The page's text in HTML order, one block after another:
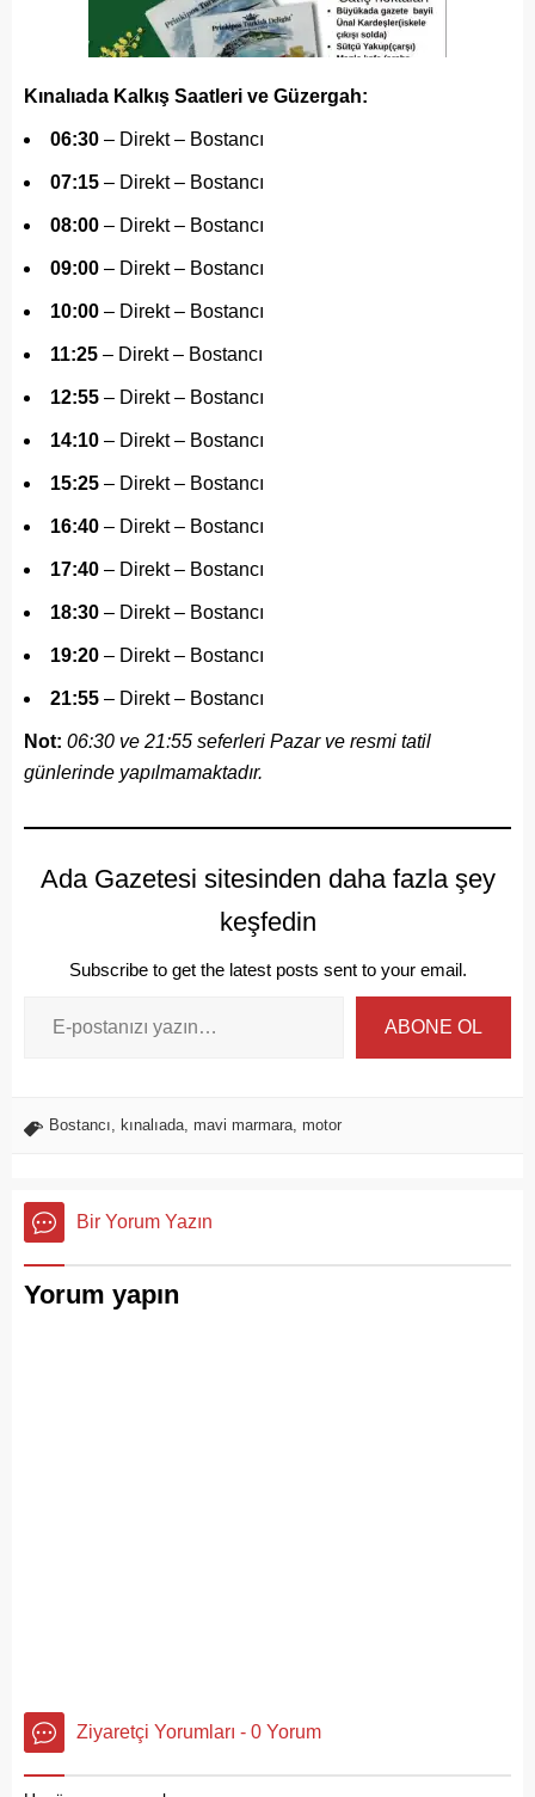
Kınalıada Kalkış Saatleri ve Güzergah:
06:30 – Direkt – Bostancı
07:15 – Direkt – Bostancı
08:00 – Direkt – Bostancı
09:00 – Direkt – Bostancı
10:00 – Direkt – Bostancı
11:25 – Direkt – Bostancı
12:55 – Direkt – Bostancı
14:10 – Direkt – Bostancı
15:25 – Direkt – Bostancı
16:40 – Direkt – Bostancı
17:40 – Direkt – Bostancı
18:30 – Direkt – Bostancı
19:20 – Direkt – Bostancı
21:55 – Direkt – Bostancı
Not: 06:30 ve 21:55 seferleri Pazar ve resmi tatil
günlerinde yapılmamaktadır.
Ada Gazetesi sitesinden daha fazla şey
keşfedin
Subscribe to get the latest posts sent to your email.
ABONE OL
Bostancı kınalıada mavi marmara motor
Bir Yorum Yazın
Yorum yapın
Ziyaretçi Yorumları - 0 Yorum